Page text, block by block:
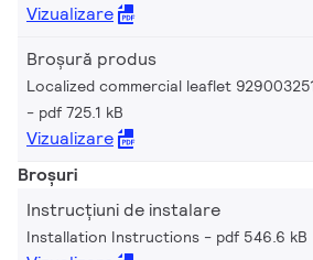
Vizualizare
Broșură produs
Localized commercial leaflet
pdf 725.1 kB
Vizualizare
Broșuri
Instrucțiuni de instalare
Installation Instructions pdf 546.6 kB